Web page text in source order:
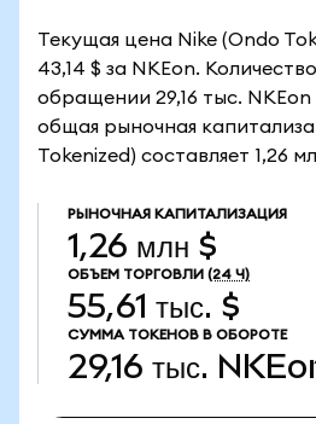
Текущая цена Nike (Ondo
43,14 $ за NKEon.
обращении 29,16 тыс. NKEon
общая рыночная
Tokenized) составляет 1,26
РЫНОЧНАЯ КАПИТАЛИЗАЦИЯ
1,26 млн $
ОБЪЕМ ТОРГОВЛИ (24 Ч)
55,61 тыс. $
СУММА ТОКЕНОВ В ОБОРОТЕ
29,16 тыс.